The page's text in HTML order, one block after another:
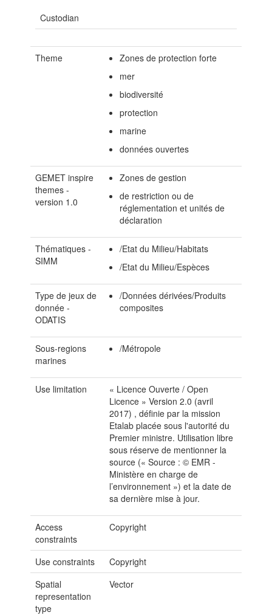
Custodian
Theme
Zones de protection forte
mer
biodiversité
protection
marine
données ouvertes
GEMET inspire
themes -
version 1.0
Zones de gestion
de restriction ou de
réglementation et unités de
déclaration
Thématiques -
SIMM
/Etat du Milieu/Habitats
/Etat du Milieu/Espèces
Type de jeux de
donnée -
ODATIS
/Données dérivées/Produits
composites
Sous-regions
marines
/Métropole
Use limitation
« Licence Ouverte / Open
Licence » Version 2.0 (avril
2017) , définie par la mission
Etalab placée sous l'autorité du
Premier ministre. Utilisation libre
sous réserve de mentionner la
source (« Source : © EMR -
Ministère en charge de
l’environnement ») et la date de
sa dernière mise à jour.
Access
constraints
Copyright
Use constraints
Copyright
Spatial
representation
type
Vector